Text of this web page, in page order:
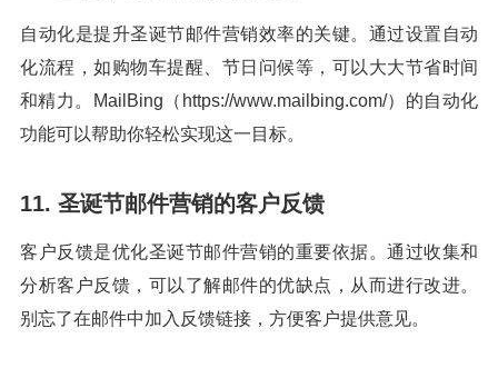
自动化是提升圣诞节邮件营销效率的关键。通过设置自动
化流程，如购物车提醒、节日问候等，可以大大节省时间
和精力。MailBing（https://www.mailbing.com/）的自动化
功能可以帮助你轻松实现这一目标。
11. 圣诞节邮件营销的客户反馈
客户反馈是优化圣诞节邮件营销的重要依据。通过收集和
分析客户反馈，可以了解邮件的优缺点，从而进行改进。
别忘了在邮件中加入反馈链接，方便客户提供意见。